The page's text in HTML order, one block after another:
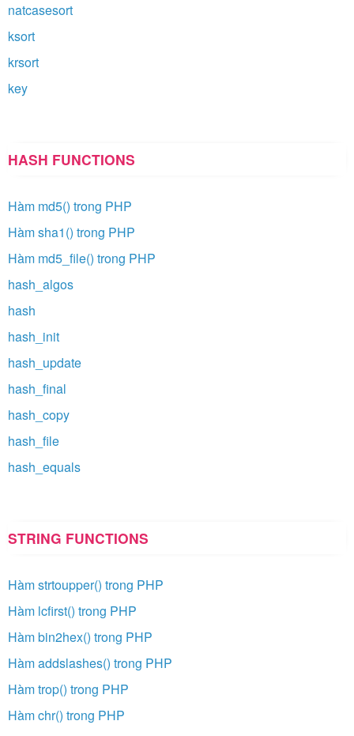
natcasesort
ksort
krsort
key
HASH FUNCTIONS
Hàm md5() trong PHP
Hàm sha1() trong PHP
Hàm md5_file() trong PHP
hash_algos
hash
hash_init
hash_update
hash_final
hash_copy
hash_file
hash_equals
STRING FUNCTIONS
Hàm strtoupper() trong PHP
Hàm lcfirst() trong PHP
Hàm bin2hex() trong PHP
Hàm addslashes() trong PHP
Hàm trop() trong PHP
Hàm chr() trong PHP